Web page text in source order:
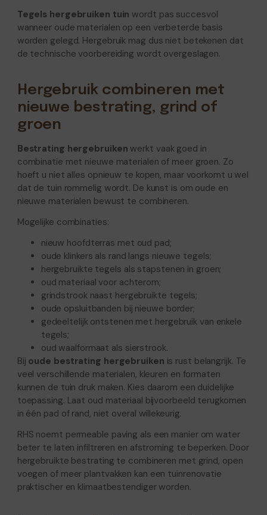
Tegels hergebruiken tuin wordt pas succesvol
wanneer oude materialen op een verbeterde basis
worden gelegd. Hergebruik mag dus niet betekenen dat
de technische voorbereiding wordt overgeslagen.
Hergebruik combineren met
nieuwe bestrating, grind of
groen
Bestrating hergebruiken werkt vaak goed in
combinatie met nieuwe materialen of meer groen. Zo
hoeft u niet alles opnieuw te kopen, maar voorkomt u wel
dat de tuin rommelig wordt. De kunst is om oude en
nieuwe materialen bewust te combineren.
Mogelijke combinaties:
nieuw hoofdterras met oud pad;
oude klinkers als rand langs nieuwe tegels;
hergebruikte tegels als stapstenen in groen;
oud materiaal voor achterom;
grindstrook naast hergebruikte tegels;
oude opsluitbanden bij nieuwe border;
gedeeltelijk ontstenen met hergebruik van enkele
tegels;
oud waalformaat als sierstrook.
Bij oude bestrating hergebruiken is rust belangrijk. Te
veel verschillende materialen, kleuren en formaten
kunnen de tuin druk maken. Kies daarom een duidelijke
toepassing. Laat oud materiaal bijvoorbeeld terugkomen
in één pad of rand, niet overal willekeurig.
RHS noemt permeable paving als een manier om water
beter te laten infiltreren en afstroming te beperken. Door
hergebruikte bestrating te combineren met grind, open
voegen of meer plantvakken kan een tuinrenovatie
praktischer en klimaatbestendiger worden.